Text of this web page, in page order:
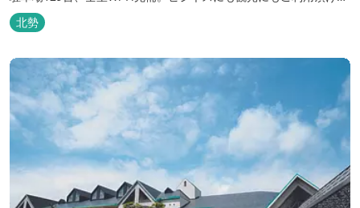
快適なホテルライフをご提供します。
北勢